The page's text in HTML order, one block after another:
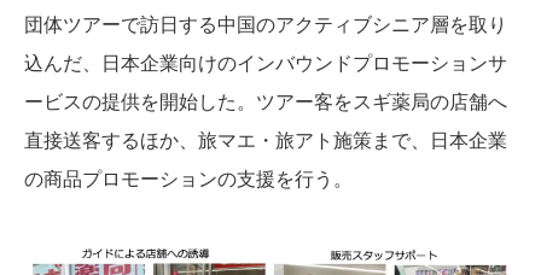
団体ツアーで訪日する中国のアクティブシニア層を取り
込んだ、日本企業向けのインバウンドプロモーションサ
ービスの提供を開始した。ツアー客をスギ薬局の店舗へ
直接送客するほか、旅マエ・旅アト施策まで、日本企業
の商品プロモーションの支援を行う。